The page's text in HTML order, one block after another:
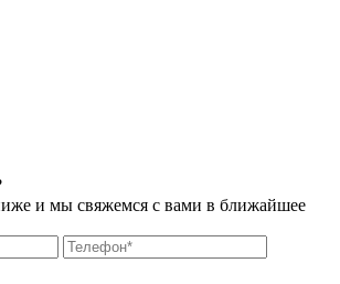
и мы свяжемся с вами в ближайшее